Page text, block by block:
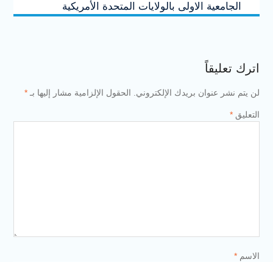
الجامعية الاولى بالولايات المتحدة الأمريكية
اترك تعليقاً
لن يتم نشر عنوان بريدك الإلكتروني. الحقول الإلزامية مشار إليها بـ *
التعليق *
الاسم *